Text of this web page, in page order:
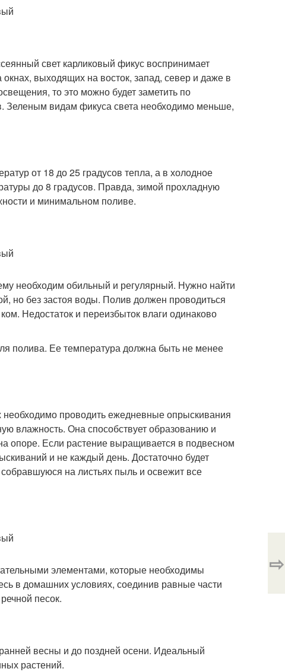
свет карликовый фикус воспринимает
выходящих на восток, запад, север и даже в
то это можно будет заметить по
видам фикуса света необходимо меньше,
от 18 до 25 градусов тепла, а в холодное
до 8 градусов. Правда, зимой прохладную
и минимальном поливе.
необходим обильный и регулярный. Нужно найти
но без застоя воды. Полив должен проводиться
Недостаток и переизбыток влаги одинаково
полива. Ее температура должна быть не менее
проводить ежедневные опрыскивания
влажность. Она способствует образованию и
опоре. Если растение выращивается в подвесном
и не каждый день. Достаточно будет
на листьях пыль и освежит все
элементами, которые необходимы
в домашних условиях, соединив равные части
песок.
весны и до поздней осени. Идеальный
растений.
⇨